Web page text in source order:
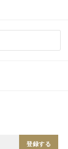
登録する